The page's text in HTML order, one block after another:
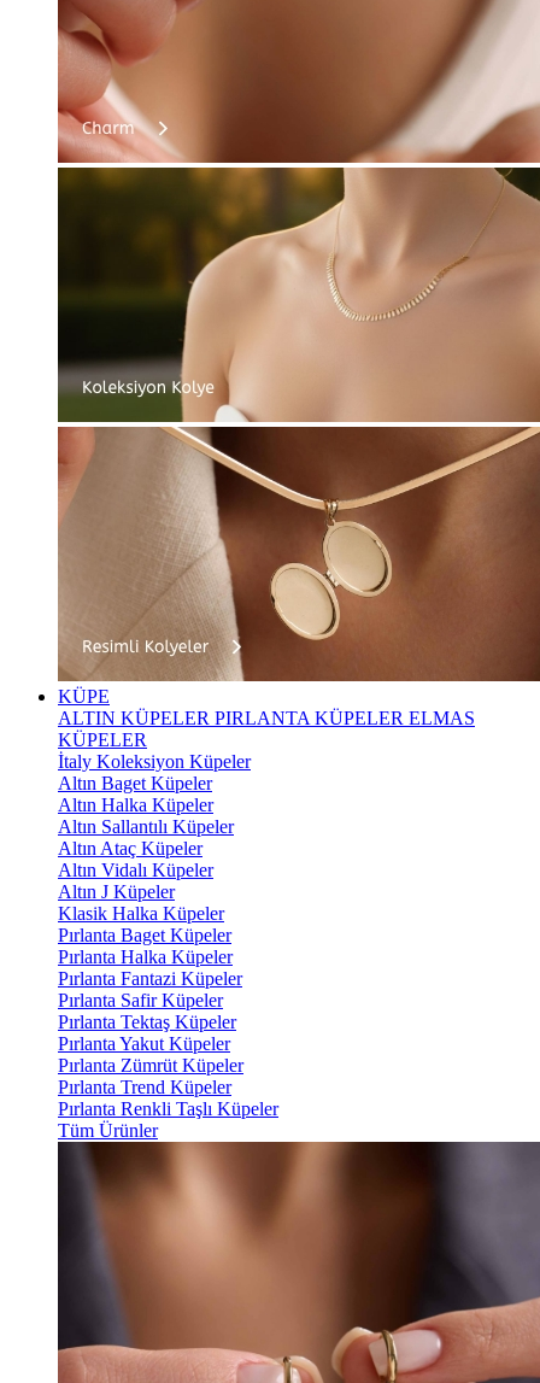
KÜPE
ALTIN KÜPELER PIRLANTA KÜPELER ELMAS
KÜPELER
İtaly Koleksiyon Küpeler
Altın Baget Küpeler
Altın Halka Küpeler
Altın Sallantılı Küpeler
Altın Ataç Küpeler
Altın Vidalı Küpeler
Altın J Küpeler
Klasik Halka Küpeler
Pırlanta Baget Küpeler
Pırlanta Halka Küpeler
Pırlanta Fantazi Küpeler
Pırlanta Safir Küpeler
Pırlanta Tektaş Küpeler
Pırlanta Yakut Küpeler
Pırlanta Zümrüt Küpeler
Pırlanta Trend Küpeler
Pırlanta Renkli Taşlı Küpeler
Tüm Ürünler